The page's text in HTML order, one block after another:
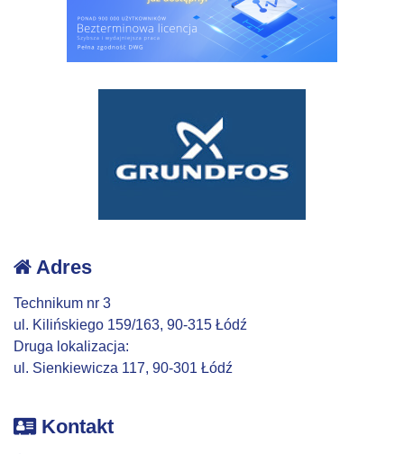
Adres
Technikum nr 3
ul. Kilińskiego 159/163, 90-315 Łódź
Druga lokalizacja:
ul. Sienkiewicza 117, 90-301 Łódź
Kontakt